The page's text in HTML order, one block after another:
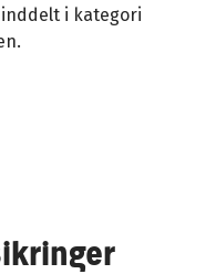
i kategori